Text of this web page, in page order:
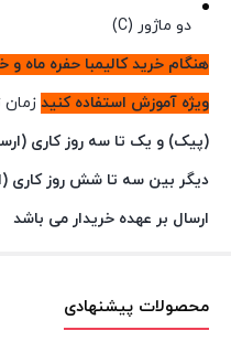
دو ماژور (C)
هنگام خرید کالیمبا حفره ماه
ویژه آموزش استفاده کنید زمان
(پیک) و یک تا سه روز کاری
دیگر بین سه تا شش روز کاری
ارسال بر عهده خریدار می باشد
محصولات پیشنهادی